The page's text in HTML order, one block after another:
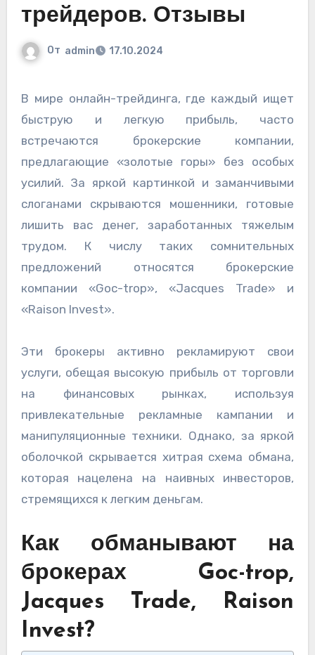
трейдеров. Отзывы
От admin 17.10.2024
В мире онлайн-трейдинга, где каждый ищет
быструю и легкую прибыль, часто
встречаются брокерские компании,
предлагающие «золотые горы» без особых
усилий. За яркой картинкой и заманчивыми
слоганами скрываются мошенники, готовые
лишить вас денег, заработанных тяжелым
трудом. К числу таких сомнительных
предложений относятся брокерские
компании «Goc-trop», «Jacques Trade» и
«Raison Invest».
Эти брокеры активно рекламируют свои
услуги, обещая высокую прибыль от торговли
на финансовых рынках, используя
привлекательные рекламные кампании и
манипуляционные техники. Однако, за яркой
оболочкой скрывается хитрая схема обмана,
которая нацелена на наивных инвесторов,
стремящихся к легким деньгам.
Как обманывают на
брокерах Goc-trop,
Jacques Trade, Raison
Invest?